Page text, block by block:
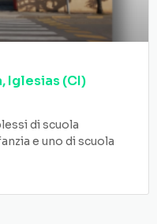
Iglesias (CI)
di scuola
e uno di scuola